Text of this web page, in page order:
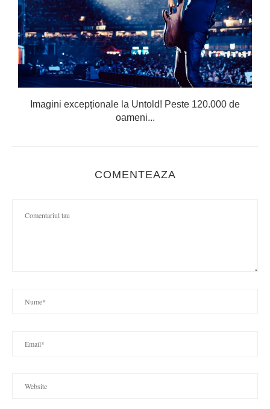
Imagini excepționale la Untold! Peste 120.000 de
oameni...
COMENTEAZA